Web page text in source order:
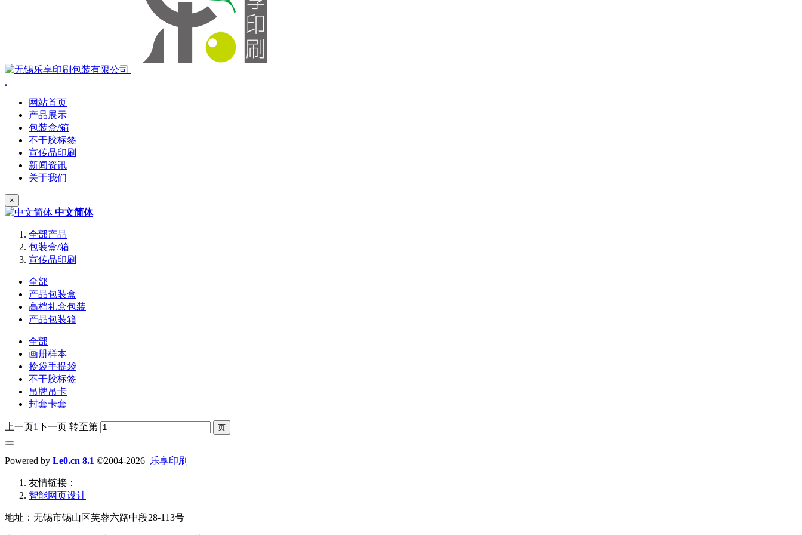
.
网站首页
产品展示
包装盒/箱
不干胶标签
宣传品印刷
新闻资讯
关于我们
×
中文简体
全部产品
包装盒/箱
宣传品印刷
全部
产品包装盒
高档礼盒包装
产品包装箱
全部
画册样本
拎袋手提袋
不干胶标签
吊牌吊卡
封套卡套
上一页1下一页 转至第
Powered by Le0.cn 8.1 ©2004-2026 乐享印刷
友情链接：
智能网页设计
地址：无锡市锡山区芙蓉六路中段28-113号